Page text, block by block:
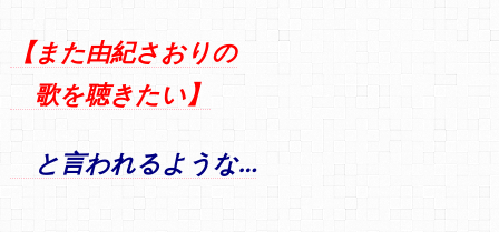
【また由紀さおりの
歌を聴きたい】
と言われるような…